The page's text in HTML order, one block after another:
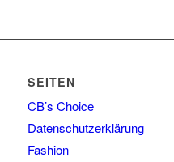
SEITEN
CB’s Choice
Datenschutzerklärung
Fashion